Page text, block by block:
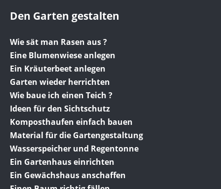
Den Garten gestalten
Wie sät man Rasen aus ?
Eine Blumenwiese anlegen
Ein Kräuterbeet anlegen
Garten wieder herrichten
Wie baue ich einen Teich ?
Ideen für den Sichtschutz
Komposthaufen einfach bauen
Material für die Gartengestaltung
Wasserspeicher und Regentonne
Ein Gartenhaus einrichten
Ein Gewächshaus anschaffen